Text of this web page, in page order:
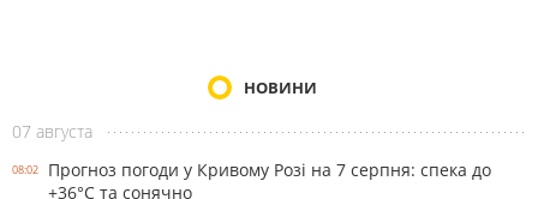
НОВИНИ
07 августа
08:02
Прогноз погоди у Кривому Розі на 7 серпня: спека до
+36°С та сонячно